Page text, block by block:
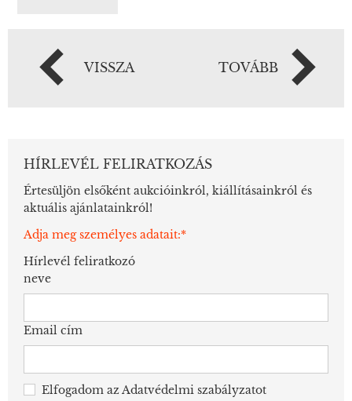
VISSZA TOVÁBB
HÍRLEVÉL FELIRATKOZÁS
Értesüljön elsőként aukcióinkról, kiállításainkról és
aktuális ajánlatainkról!
Adja meg személyes adatait:*
Hírlevél feliratkozó
neve
Email cím
Elfogadom azAdatvédelmi szabályzatot